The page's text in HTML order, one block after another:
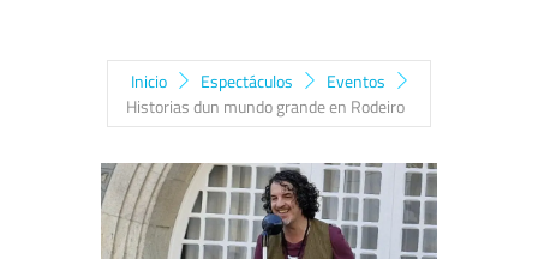
Inicio Espectáculos
Eventos
Historias dun mundo grande en Rodeiro